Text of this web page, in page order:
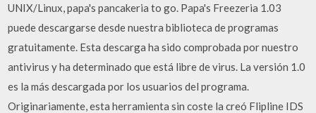
UNIX/Linux, papa's pancakeria to go. Papa's Freezeria 1.03
puede descargarse desde nuestra biblioteca de programas
gratuitamente. Esta descarga ha sido comprobada por nuestro
antivirus y ha determinado que está libre de virus. La versión 1.0
es la más descargada por los usuarios del programa.
Originariamente, esta herramienta sin coste la creó Flipline IDS